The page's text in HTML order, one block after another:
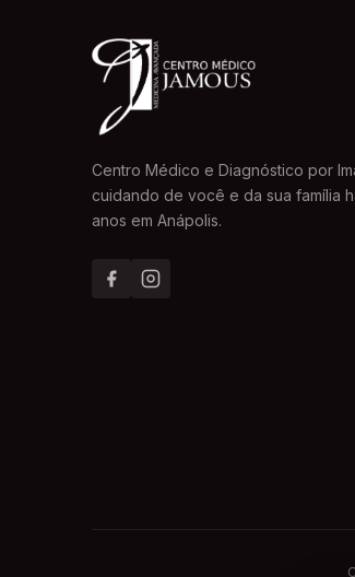
Centro Médico e Diagnóstico por
cuidando de você e da sua família
anos em Anápolis.